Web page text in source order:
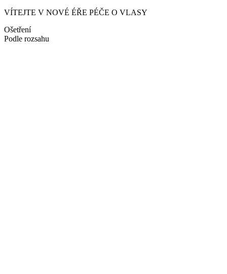
VÍTEJTE V NOVÉ ÉŘE PÉČE O VLASY
Ošetření
Podle rozsahu